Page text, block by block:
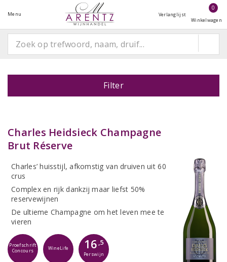
Menu Verlanglijst
0
Winkelwagen
Filter
Charles Heidsieck Champagne
Brut Réserve
Charles’ huisstijl, afkomstig van druiven uit 60
crus
Complex en rijk dankzij maar liefst 50%
reservewijnen
De ultieme Champagne om het leven mee te
vieren
Proefschrift
Concours
WineLife 16 ,5
Perswijn